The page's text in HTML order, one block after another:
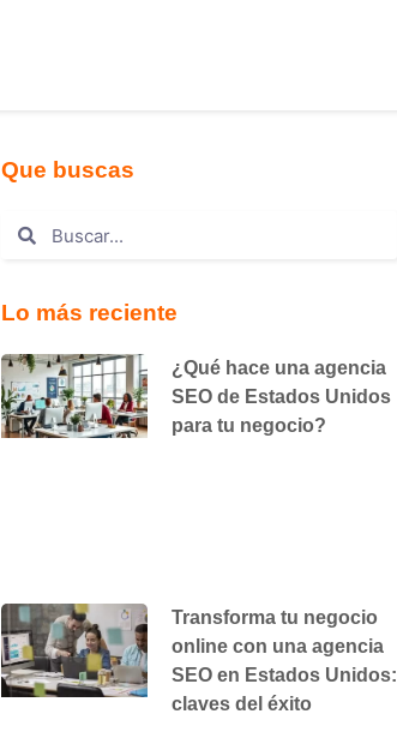
Que buscas
Lo más reciente
¿Qué hace una agencia
SEO de Estados Unidos
para tu negocio?
Transforma tu negocio
online con una agencia
SEO en Estados Unidos:
claves del éxito